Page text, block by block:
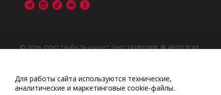
© 2026, ООО "Зубр Эксперт", УНП 193801908. ® АВТОДОМ
Обращаем Ваше внимание на то, что данный интернет-
сайт носит исключительно информационный характер
Любое использование либо копирование материалов
Для работы сайта используются технические,
аналитические и маркетинговые сооkіе-файлы.